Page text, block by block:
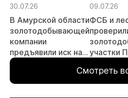
30.07.26
В Амурской области
золотодобывающей
компании
предъявили иск на
23,8 млн рублей за
фонду
09.07.26
ФСБ и
участки
Смотреть